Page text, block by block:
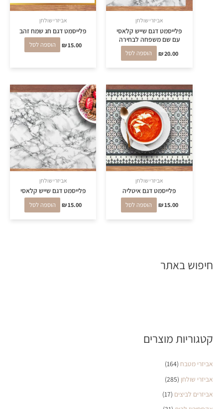
חיפוש באתר
קטגוריות מוצרים
אביזרי מטבח (164)
אביזרי שולחן (285)
אביזרים לביצים (17)
אביזרי שולחן
פלייסמט דגם שייש קלאסי
עם שם משפחה לבחירה
₪20.00 הוספה לסל
אביזרי שולחן
פלייסמט דגם חג שמח זהב
₪15.00 הוספה לסל
אביזרי שולחן
פלייסמט דגם איטליה
₪15.00 הוספה לסל
אביזרי שולחן
פלייסמט דגם שייש קלאסי
₪15.00 הוספה לסל